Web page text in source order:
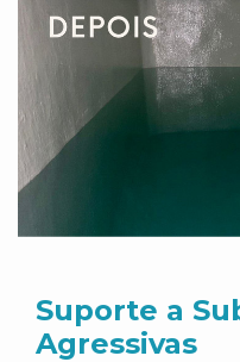
Suporte a
Agressivas